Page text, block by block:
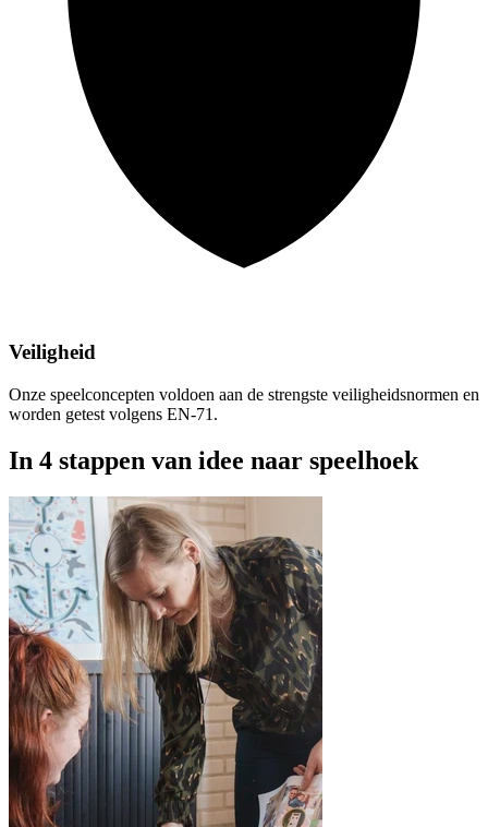
Veiligheid
Onze speelconcepten voldoen aan de strengste veiligheidsnormen en
worden getest volgens EN-71.
In 4 stappen van idee naar speelhoek